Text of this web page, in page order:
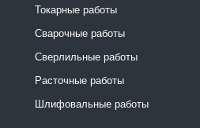
Токарные работы
Сварочные работы
Сверлильные работы
Расточные работы
Шлифовальные работы